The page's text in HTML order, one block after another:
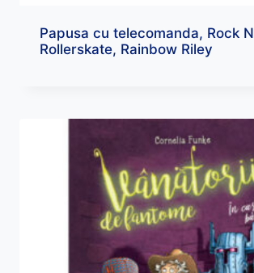
Papusa cu telecomanda, Rock N
Rollerskate, Rainbow Riley